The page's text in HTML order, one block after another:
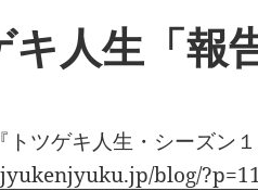
キ人生「報
トツゲキ人生・シーズン
blog/